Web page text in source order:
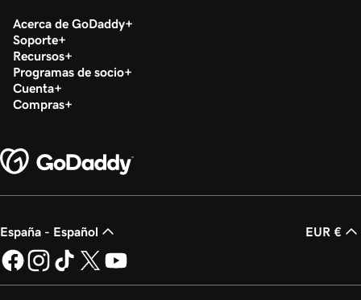
Acerca de GoDaddy
Soporte
Recursos
Programas de socio
Cuenta
Compras
España - Español EUR €